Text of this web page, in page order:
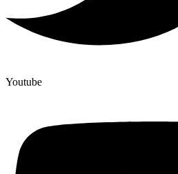
Youtube